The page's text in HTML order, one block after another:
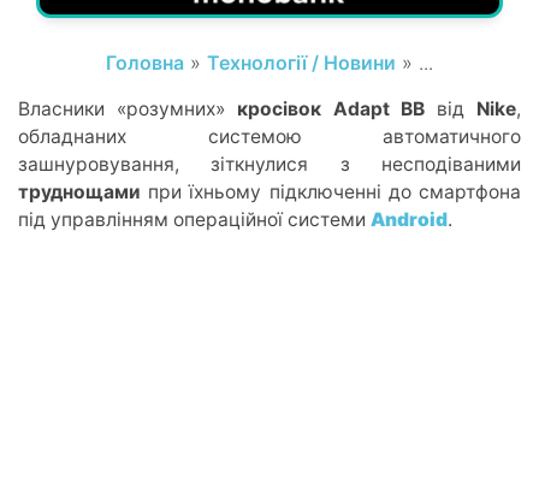
Головна » Технології / Новини » ...
Власники «розумних» кросівок Adapt BB від Nike,
обладнаних системою автоматичного
зашнуровування, зіткнулися з несподіваними
труднощами при їхньому підключенні до смартфона
під управлінням операційної системи Android.